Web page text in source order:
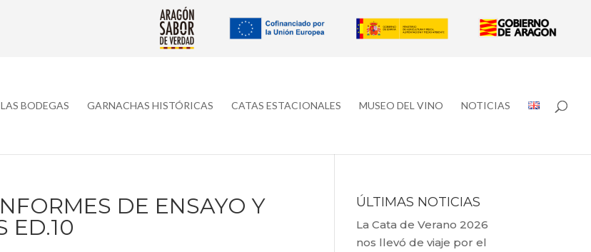
LAS BODEGAS GARNACHAS HISTÓRICAS CATAS ESTACIONALES MUSEO DEL VINO NOTICIAS
DE ENSAYO Y
ED.10
ÚLTIMAS NOTICIAS
La Cata de Verano 2026
nos llevó de viaje por el